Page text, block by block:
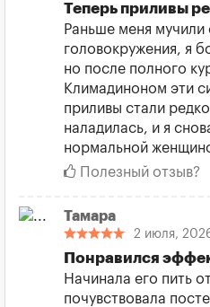
Теперь приливы
Раньше меня мучили
головокружения, я
но после полного
Климадиноном эти
приливы стали
наладилась, и я
нормальной
Полезный отзыв?
Тамара
2 июля,
Понравился
Начинала его пить
почувствовала